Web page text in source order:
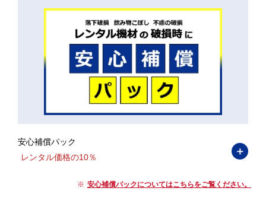
安心補償パック
レンタル価格の10％
＋
安心補償パックについてはこちらをご覧ください。